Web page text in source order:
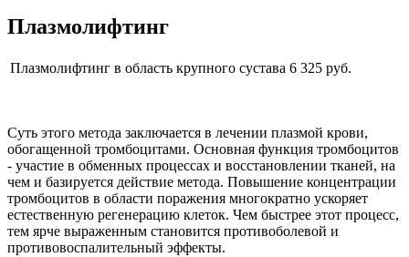
Плазмолифтинг
Плазмолифтинг в область крупного сустава 6 325 руб.
Суть этого метода заключается в лечении плазмой крови,
обогащенной тромбоцитами. Основная функция тромбоцитов
- участие в обменных процессах и восстановлении тканей, на
чем и базируется действие метода. Повышение концентрации
тромбоцитов в области поражения многократно ускоряет
естественную регенерацию клеток. Чем быстрее этот процесс,
тем ярче выраженным становится противоболевой и
противовоспалительный эффекты.